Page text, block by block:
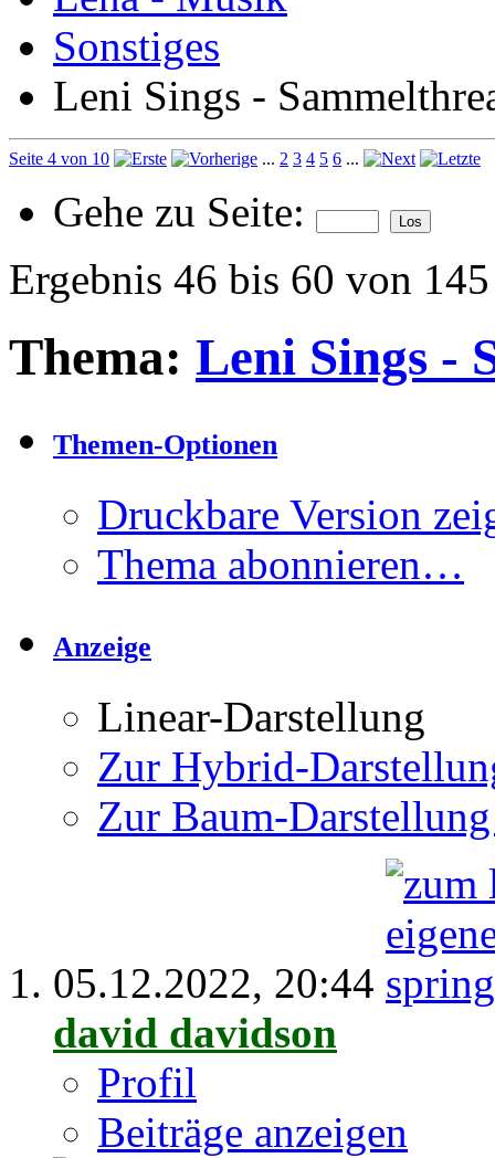
Sonstiges
Leni Sings -
Seite 4 von 10 ... 2 3 4 5 6 ...
Gehe zu Seite:
Ergebnis 46 bis 60 von 145
Thema: Leni Sings -
Themen-Optionen
Druckbare Version
Thema abonnieren…
Anzeige
Linear-Darstellung
Zur Hybrid-
Zur Baum-
05.12.2022, 20:44
david davidson
Profil
Beiträge anzeigen